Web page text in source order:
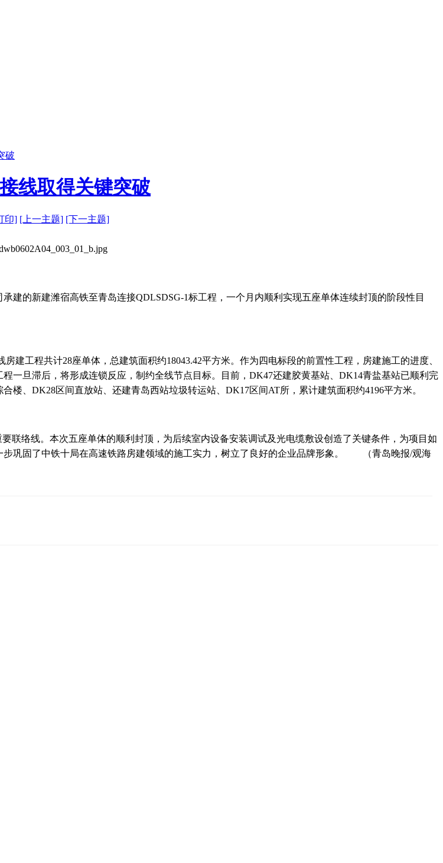
破
线取得关键突破
印] [上一主题] [下一主题]
的新建潍宿高铁至青岛连接QDLSDSG-1标工程，一个月内顺利实现五座单体连续封顶的阶段性目
工程共计28座单体，总建筑面积约18043.42平方米。作为四电标段的前置性工程，房建施工的进度、
一旦滞后，将形成连锁反应，制约全线节点目标。目前，DK47还建胶黄基站、DK14青盐基站已顺利完
、DK28区间直放站、还建青岛西站垃圾转运站、DK17区间AT所，累计建筑面积约4196平方米。
络线。本次五座单体的顺利封顶，为后续室内设备安装调试及光电缆敷设创造了关键条件，为项目如
巩固了中铁十局在高速铁路房建领域的施工实力，树立了良好的企业品牌形象。
（青岛晚报/观海